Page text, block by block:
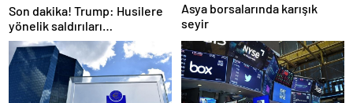
Son dakika! Trump: Husilere
yönelik saldırıları
durduruyoruz
Asya borsalarında karışık
seyir